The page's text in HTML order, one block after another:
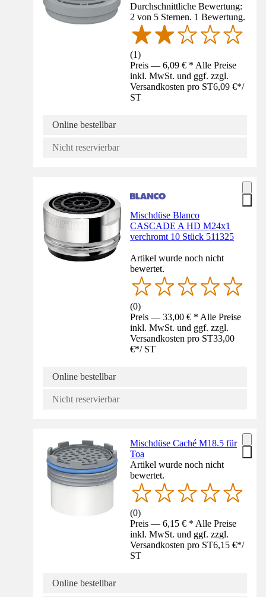
Durchschnittliche Bewertung:
2 von 5 Sternen. 1 Bewertung.
(1)
Preis — 6,09 € * Alle Preise
inkl. MwSt. und ggf. zzgl.
Versandkosten pro ST6,09 €*/
ST
Online bestellbar
Nicht reservierbar
Mischdüse Blanco
CASCADE A HD M24x1
verchromt 10 Stück 511325
Artikel wurde noch nicht
bewertet.
(0)
Preis — 33,00 € * Alle Preise
inkl. MwSt. und ggf. zzgl.
Versandkosten pro ST33,00
€*/ ST
Online bestellbar
Nicht reservierbar
Mischdüse Caché M18.5 für
Toa
Artikel wurde noch nicht
bewertet.
(0)
Preis — 6,15 € * Alle Preise
inkl. MwSt. und ggf. zzgl.
Versandkosten pro ST6,15 €*/
ST
Online bestellbar